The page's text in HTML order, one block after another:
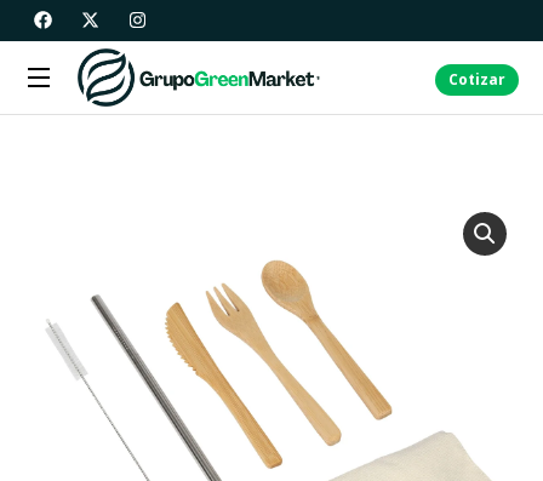
Cotizar